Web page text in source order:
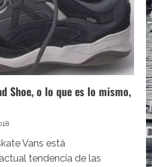
Shoe, o lo que es lo mismo,
Vans está
tendencia de las